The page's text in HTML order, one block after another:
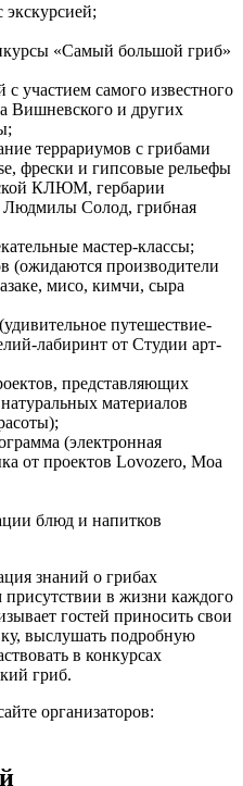
экскурсией;
«Самый большой гриб»
участием самого известного
Вишневского и других
террариумов с грибами
фрески и гипсовые рельефы
КЛЮМ, гербарии
Людмилы Солод, грибная
мастер-классы;
(ожидаются производители
мисо, кимчи, сыра
путешествие-
лабиринт от Студии арт-
представляющих
материалов
(электронная
от проектов Lovozero, Moa
блюд и напитков
знаний о грибах
в жизни каждого
гостей приносить свои
выслушать подробную
в конкурсах
гриб.
организаторов: